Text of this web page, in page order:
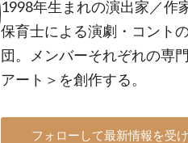
1998年生まれの演出家／作
保育士による演劇・コント
団。メンバーそれぞれの専
アート＞を創作する。
フォローして最新情報を受